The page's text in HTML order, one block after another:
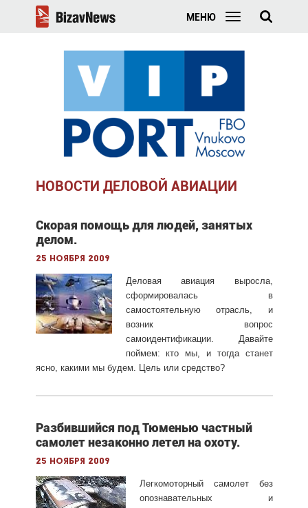
МЕНЮ
НОВОСТИ ДЕЛОВОЙ АВИАЦИИ
Скорая помощь для людей, занятых
делом.
25 ноября 2009
Деловая авиация выросла,
сформировалась в
самостоятельную отрасль, и
возник вопрос
самоидентификации. Давайте
поймем: кто мы, и тогда станет
ясно, какими мы будем. Цель или средство?
Разбившийся под Тюменью частный
самолет незаконно летел на охоту.
25 ноября 2009
Легкомоторный самолет без
опознавательных и